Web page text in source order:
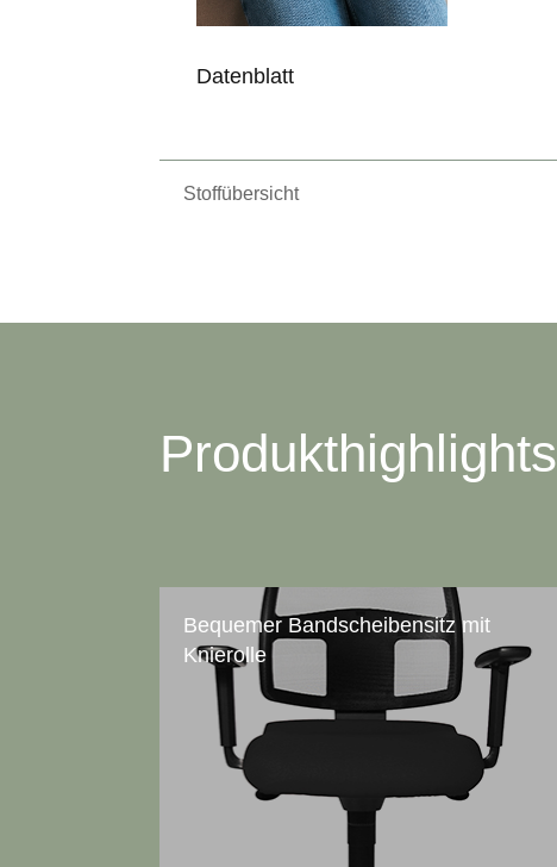
Datenblatt
Stoffübersicht
Produkthighlights
Bequemer Bandscheibensitz mit
Knierolle